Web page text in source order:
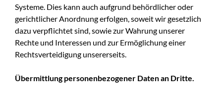
Systeme. Dies kann auch aufgrund behördlicher oder
gerichtlicher Anordnung erfolgen, soweit wir gesetzlich
dazu verpflichtet sind, sowie zur Wahrung unserer
Rechte und Interessen und zur Ermöglichung einer
Rechtsverteidigung unsererseits.
Übermittlung personenbezogener Daten an Dritte.